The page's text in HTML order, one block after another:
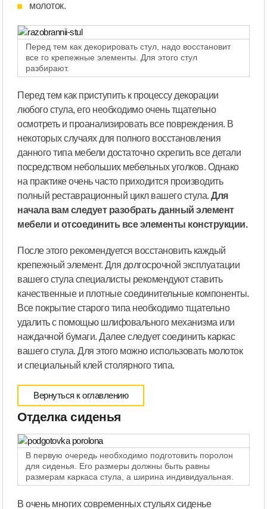
молоток.
Перед тем как декорировать стул, надо восстановит
все го крепежные элементы. Для этого стул
разбирают.
Перед тем как приступить к процессу декорации
любого стула, его необходимо очень тщательно
осмотреть и проанализировать все повреждения. В
некоторых случаях для полного восстановления
данного типа мебели достаточно скрепить все детали
посредством небольших мебельных уголков. Однако
на практике очень часто приходится производить
полный реставрационный цикл вашего стула.Для
начала вам следует разобрать данный элемент
мебели и отсоединить все элементы конструкции.
После этого рекомендуется восстановить каждый
крепежный элемент. Для долгосрочной эксплуатации
вашего стула специалисты рекомендуют ставить
качественные и плотные соединительные компоненты.
Все покрытие старого типа необходимо тщательно
удалить с помощью шлифовального механизма или
наждачной бумаги. Далее следует соединить каркас
вашего стула. Для этого можно использовать молоток
и специальный клей столярного типа.
Вернуться к оглавлению
Отделка сиденья
В первую очередь необходимо подготовить поролон
для сиденья. Его размеры должны быть равны
размерам каркаса стула, а ширина индивидуальная.
В очень многих современных стульях сиденье